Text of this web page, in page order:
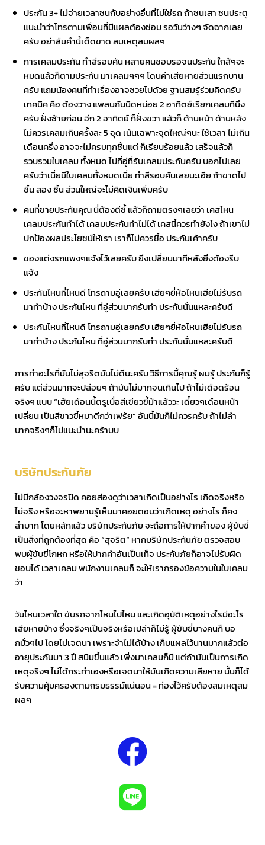
ประกัน 3+ ไม่จ่ายเวลาชนกับอย่างอื่นที่ไม่ใช่รถ ถ้าชนเสา ชนประตู
แนะนำว่าโทรตามเพื่อนที่มีแผลต้องซ่อม รอวันว่างๆ จัดฉากเลย
ครับ อย่าลืมคำนี้เด็ดขาด สมเหตุสมผลๆ
การเคลมประกัน ทำสีรอบคัน หลายคนชอบรอจนประกัน ใกล้ๆจะ
หมดแล้วก็ตามประกัน มาเคลมๆๆๆ โดนค่าเสียหายส่วนแรกบาน
ครับ แถมน้องคนที่ทำเรื่องอาจซวยไปด้วย ฐานสมรู้ร่วมคิดครับ
เทคนิค คือ ต้องวาง แพลนกันนิดหน่อย 2 อาทิตย์เรียกเคลมทีนึง
ครับ ฝั่งซ้ายก่อน อีก 2 อาทิตย์ ก็ฝั่งขวา แล้วก็ ด้านหน้า ด้านหลัง
ไม่ควรเคลมเกินครั้งละ 5 จุด เน้นเฉพาะจุดใหญ่ๆนะ ใช้เวลา ไม่เกิน
เดือนครึ่ง อาจจะไม่ครบทุกชิ้นแต่ ก็เรียบร้อยแล้ว เสร็จแล้วก็
รวบรวมใบเคลม ทั้งหมด ไปที่อู่ที่รับเคลมประกันครับ บอกไปเลย
ครับว่าเนี่ยมีใบเคลมทั้งหมดเนี่ย ทำสีรอบคันเลยนะเฮีย ถ้าขาดไป
ชิ้น สอง ชิ้น ส่วนใหญ่จะไม่คิดเงินเพิ่มครับ
คนที่ขายประกันคุณ นี่ต้องตีซี้ แล้วก็ถามตรงๆเลยว่า เคสไหน
เคลมประกันทำได้ เคลมประกันทำไม่ได้ เคสนี้ควรทำยังไง ถ้าเขาไม่
ปกป้องผลประโยชน์ให้เรา เราก็ไม่ควรซื้อ ประกันเค้าครับ
ของแต่งรถแพงๆแจ้งไว้เลยครับ ยิ่งเปลี่ยนมาทีหลังยิ่งต้องรีบ
แจ้ง
ประกันไหนที่ไหนดี โทรถามอู่เลยครับ เฮียๆยี่ห้อไหนเฮียไม่รับรถ
มาทำบ้าง ประกันไหน ที่อู่ส่วนมากรับทำ ประกันนั่นแหละครับดี
ประกันไหนที่ไหนดี โทรถามอู่เลยครับ เฮียๆยี่ห้อไหนเฮียไม่รับรถ
มาทำบ้าง ประกันไหน ที่อู่ส่วนมากรับทำ ประกันนั่นแหละครับดี
การทำอะไรที่มันไม่สุจริตมันไม่ดีนะครับ วิธีการนี้คุณรู้ ผมรู้ ประกันก็รู้
ครับ แต่ส่วนมากจะปล่อยๆ ถ้ามันไม่มากจนเกินไป ถ้าไม่เดือดร้อน
จริงๆ แบบ “เฮ้ยเดือนนี้ตรูเบื่อสีเขียวขี้ม้าแล้ววะ เดี๋ยวๆเดือนหน้า
เปลี่ยน เป็นสีขาวขี้หมาดีกว่าเฟร้ย” อันนี้มันก็ไม่ควรครับ ถ้าไม่ลำ
บากจริงๆก็ไม่แนะนำนะคร้าบบ
บริษัทประกันภัย
ไม่มีกล้องวงจรปิด คอยส่องดูว่าเวลาเกิดเป็นอย่างไร เกิดจริงหรือ
ไม่จริง หรือจะหาพยานรู้เห็นมาคอยตอบว่าเกิดเหตุ อย่างไร ก็คง
ลำบาก โดยหลักแล้ว บริษัทประกันภัย จะถือการให้ปากคำของ ผู้ขับขี่
เป็นสิ่งที่ถูกต้องที่สุด คือ “สุจริต” หากบริษัทประกันภัย ตรวจสอบ
พบผู้ขับขี่โกหก หรือให้ปากคำอันเป็นเท็จ ประกันภัยก็อาจไม่รับผิด
ชอบได้ เวลาเคลม พนักงานเคลมก็ จะให้เรากรองข้อความในใบเคลม
ว่า
วันไหนเวลาใด ขับรถจากไหนไปไหน และเกิดอุบัติเหตุอย่างไรมีอะไร
เสียหายบ้าง ซึ่งจริงๆเป็นจริงหรือเปล่าก็ไม่รู้ ผู้ขับขี่บางคนก็ บอ
กมั่วๆไป โดยไม่เจตนา เพราะจำไม่ได้บ้าง เก็บแผลไว้นานมากแล้วต่อ
อายุประกันมา 3 ปี สนิมขึ้นแล้ว เพิ่งมาเคลมก็มี แต่ถ้ามันเป็นการเกิด
เหตุจริงๆ ไม่ได้กระทำเองหรือเจตนาให้มันเกิดความเสียหาย นั้นก็ได้
รับความคุ้มครองตามกรมธรรม์แน่นอน = ท่องไว้ครับต้องสมเหตุสม
ผลๆ